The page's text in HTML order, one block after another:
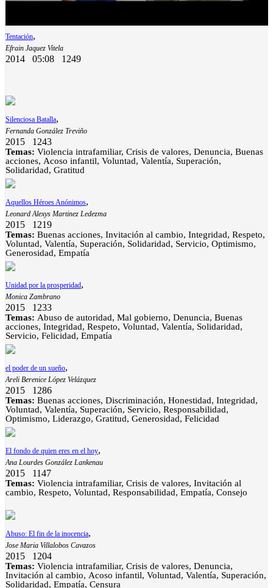
Tentación,
Efrain Jaquez Vitela
2014 05:08 1249
Silenciosa Batalla,
Fernanda González Treviño
2015 1243
Temas: Violencia intrafamiliar, Crisis de valores, Denuncia, Buenas
acciones, Acoso infantil, Voluntad, Valentía, Superación,
Solidaridad, Gratitud
Aquellos Héroes Anónimos,
Leonard Alexys Martinez Ledezma
2015 1219
Temas: Buenas acciones, Invitación al cambio, Integridad, Respeto,
Voluntad, Valentía, Superación, Solidaridad, Servicio, Optimismo,
Generosidad, Empatía
Unidad por la prosperidad,
Monica Zambrano
2015 1233
Temas: Abuso de autoridad, Mal gobierno, Denuncia, Buenas
acciones, Integridad, Respeto, Voluntad, Valentía, Solidaridad,
Servicio, Felicidad, Empatía
el poder de un sueño,
Areli Berenice López Velázquez
2015 1286
Temas: Buenas acciones, Discriminación, Honestidad, Integridad,
Voluntad, Valentía, Superación, Servicio, Responsabilidad,
Optimismo, Liderazgo, Gratitud, Generosidad, Felicidad
El fondo de quien eres en el hoy,
Ana Lourdes González Lankenau
2015 1147
Temas: Violencia intrafamiliar, Crisis de valores, Invitación al
cambio, Respeto, Voluntad, Responsabilidad, Empatía, Consejo
Abuso: El fin de la inocencia,
Jose Maria Villalobos Cavazos
2015 1204
Temas: Violencia intrafamiliar, Crisis de valores, Denuncia,
Invitación al cambio, Acoso infantil, Voluntad, Valentía, Superación,
Solidaridad, Empatía, Censura